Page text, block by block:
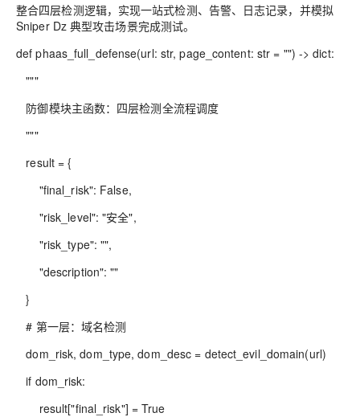
整合四层检测逻辑，实现一站式检测、告警、日志记录，并模拟
Sniper Dz 典型攻击场景完成测试。
def phaas_full_defense(url: str, page_content: str = "") -> dict:
"""
防御模块主函数：四层检测全流程调度
"""
result = {
"final_risk": False,
"risk_level": "安全",
"risk_type": "",
"description": ""
}
# 第一层：域名检测
dom_risk, dom_type, dom_desc = detect_evil_domain(url)
if dom_risk:
result["final_risk"] = True